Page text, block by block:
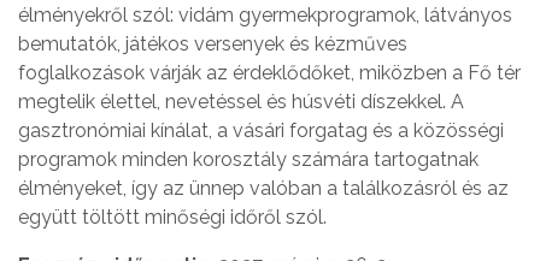
élményekről szól: vidám gyermekprogramok, látványos
bemutatók, játékos versenyek és kézműves
foglalkozások várják az érdeklődőket, miközben a Fő tér
megtelik élettel, nevetéssel és húsvéti díszekkel. A
gasztronómiai kínálat, a vásári forgatag és a közösségi
programok minden korosztály számára tartogatnak
élményeket, így az ünnep valóban a találkozásról és az
együtt töltött minőségi időről szól.